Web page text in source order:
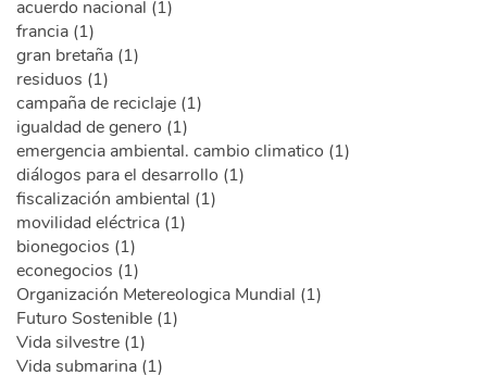
acuerdo nacional (1)
francia (1)
gran bretaña (1)
residuos (1)
campaña de reciclaje (1)
igualdad de genero (1)
emergencia ambiental. cambio climatico (1)
diálogos para el desarrollo (1)
fiscalización ambiental (1)
movilidad eléctrica (1)
bionegocios (1)
econegocios (1)
Organización Metereologica Mundial (1)
Futuro Sostenible (1)
Vida silvestre (1)
Vida submarina (1)